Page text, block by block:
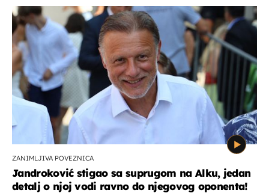
ZANIMLJIVA POVEZNICA
Jandroković stigao sa suprugom na Alku, jedan
detalj o njoj vodi ravno do njegovog oponenta!